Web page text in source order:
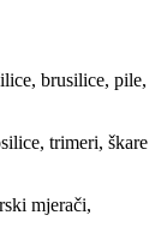
brusilice, pile,
trimeri, škare
mjerači,